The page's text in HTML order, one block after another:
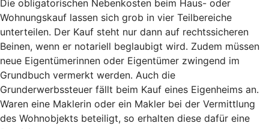
Die obligatorischen Nebenkosten beim Haus- oder
Wohnungskauf lassen sich grob in vier Teilbereiche
unterteilen. Der Kauf steht nur dann auf rechtssicheren
Beinen, wenn er notariell beglaubigt wird. Zudem müssen
neue Eigentümerinnen oder Eigentümer zwingend im
Grundbuch vermerkt werden. Auch die
Grunderwerbssteuer fällt beim Kauf eines Eigenheims an.
Waren eine Maklerin oder ein Makler bei der Vermittlung
des Wohnobjekts beteiligt, so erhalten diese dafür eine